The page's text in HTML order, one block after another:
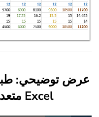
عرض توضيحي:
متعددة في صفحة واحدة في Excel